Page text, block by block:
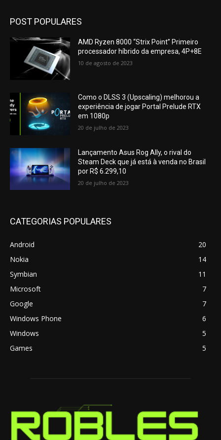
POST POPULARES
AMD Ryzen 8000 “Strix Point” Primeiro
processador híbrido da empresa, 4P+8E
10 de agosto de 2023
Como o DLSS 3 (Upscaling) melhorou a
experiência de jogar Portal Prelude RTX
em 1080p
20 de julho de 2023
Lançamento Asus Rog Ally, o rival do
Steam Deck que já está à venda no Brasil
por R$ 6.299,10
20 de julho de 2023
CATEGORIAS POPULARES
Android
20
Nokia
14
Symbian
11
Microsoft
7
Google
7
Windows Phone
6
Windows
5
Games
5